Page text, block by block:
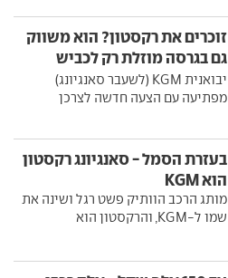
זוכרים את רקסטון? הוא משווק
גם בגרסה מוזלת רק לכביש
ולשבעה
יבואנית KGM (לשעבר סאנגיונג)
מפתיעה עם הצעה חדשה לצרכן
בעזרת הסמל - סאנגיונג רקסטון
הוא KGM
מותג הרכב הוותיק פשט רגל ושינה את
שמו ל-KGM, והרקסטון הוא